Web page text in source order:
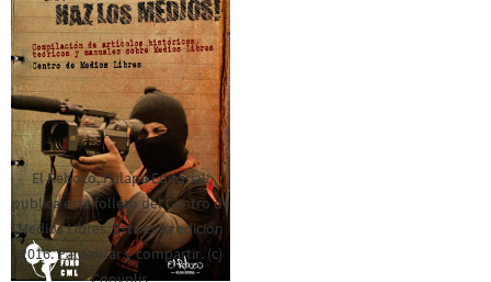
El Rebozo, Palapa Editorial,
publica este folleto del Centro de
Medios Libres. Esta es la edición
2016. Para rolar y compartir. (c)